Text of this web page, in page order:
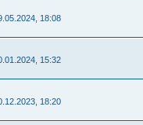
18:08
15:32
18:20